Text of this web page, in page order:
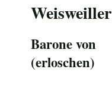
Weisweiller
Barone von
(erloschen)